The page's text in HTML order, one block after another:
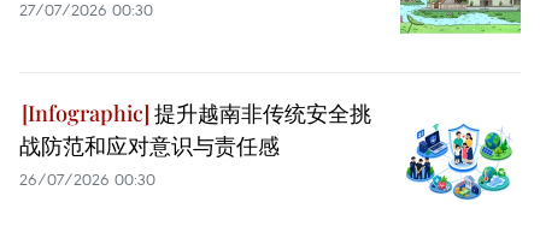
27/07/2026 00:30
提升越南非传统安全挑
战防范和应对意识与责任感
26/07/2026 00:30